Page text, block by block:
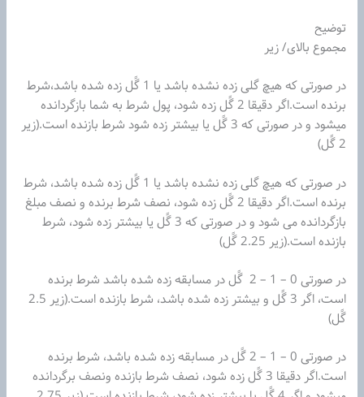
توضیح
مجموع بالای/ زیر
در صورتی‌ که هیچ گلی زده نشده باشد یا 1 گًل زده شده باشد،شرط
برنده است.اگر دقیقا 2 گًل زده شود، پول شرط به شما بازگردانده
میشود و در صورتی‌ که 3 گًل یا بیشتر زده شود شرط بازنده است.(زیر
2 گًل)
در صورتی‌ که هیچ گلی زده نشده باشد یا 1 گًل زده شده باشد، شرط
برنده است.اگر دقیقا 2 گًل زده شود، نصف شرط برنده و نصف مبلغ
بازگردانده می شود و در صورتی‌ که 3 گًل یا بیشتر زده شود، شرط
بازنده است.(زیر 2.25 گًل)
در صورتی‌ 0 – 1 – 2 گًل در مسابقه زده شده باشد شرط برنده
است، اگر 3 گًل و بیشتر زده شده باشد، شرط بازنده است.(زیر 2.5
گًل)
در صورتی‌ 0 – 1 – 2 گًل در مسابقه زده شده باشد، شرط برنده
است.اگر دقیقا 3 گًل زده شود، نصف شرط بازنده ونصف برگردانده